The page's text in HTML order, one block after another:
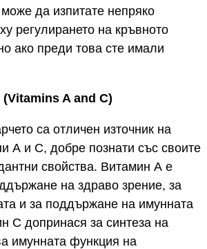
може да изпитате непряко
регулирането на кръвното
ако преди това сте имали
(Vitamins A and C)
са отличен източник на
А и С, добре познати със своите
свойства. Витамин А е
на здраво зрение, за
и за поддържане на имунната
С допринася за синтеза на
имунната функция на